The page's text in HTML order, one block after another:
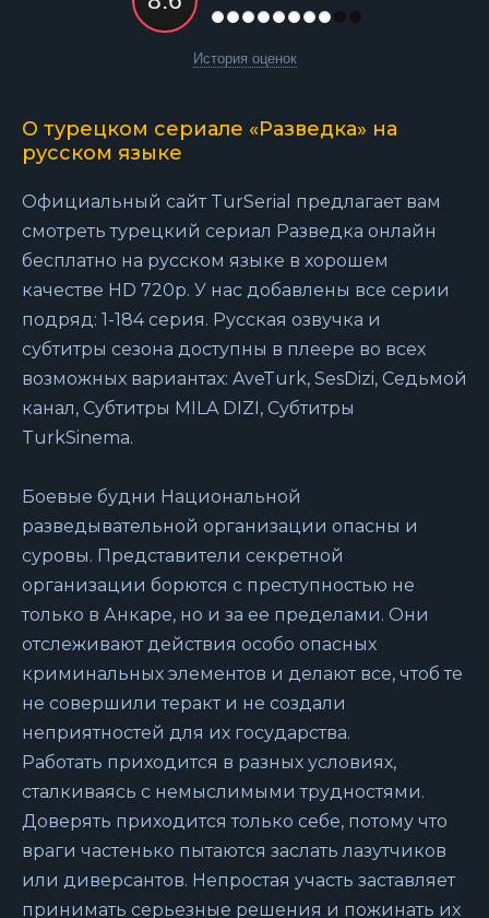
История оценок
О турецком сериале «Разведка» на
русском языке
Официальный сайт TurSerial предлагает вам
смотреть турецкий сериал Разведка онлайн
бесплатно на русском языке в хорошем
качестве HD 720p. У нас добавлены все серии
подряд: 1-184 серия. Русская озвучка и
субтитры сезона доступны в плеере во всех
возможных вариантах: AveTurk, SesDizi, Седьмой
канал, Субтитры MILA DIZI, Субтитры
TurkSinema.
Боевые будни Национальной
разведывательной организации опасны и
суровы. Представители секретной
организации борются с преступностью не
только в Анкаре, но и за ее пределами. Они
отслеживают действия особо опасных
криминальных элементов и делают все, чтоб те
не совершили теракт и не создали
неприятностей для их государства.
Работать приходится в разных условиях,
сталкиваясь с немыслимыми трудностями.
Доверять приходится только себе, потому что
враги частенько пытаются заслать лазутчиков
или диверсантов. Непростая участь заставляет
принимать серьезные решения и пожинать их